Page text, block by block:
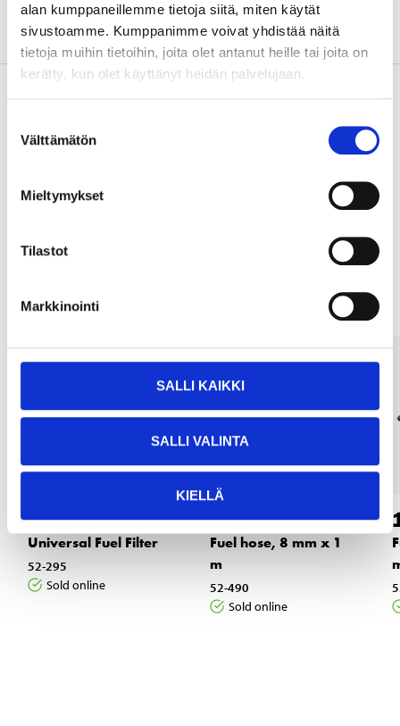
alan kumppaneillemme tietoja siitä, miten käytät
sivustoamme. Kumppanimme voivat yhdistää näitä
tietoja muihin tietoihin, joita olet antanut heille tai joita on
kerätty, kun olet käyttänyt heidän palvelujaan.
valinta
Välttämätön
Mieltymykset
Tilastot
Markkinointi
SALLI KAIKKI
SALLI VALINTA
KIELLÄ
About the manufacturer
Other customers also bought
255
Universal Fuel Filter
52-295
Sold online
795
Fuel hose, 8 mm x 1
m
52-490
Sold online